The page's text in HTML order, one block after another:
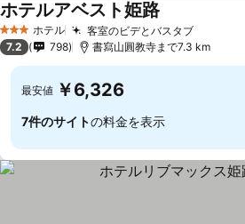
3 ホテルのランク
ホテル 客室のビデとバスタブ
ホテルアベスト姫路
7.2 798 書寫山圓教寺まで7.3 km
最安値 ￥6,326
7件のサイトの料金を表示